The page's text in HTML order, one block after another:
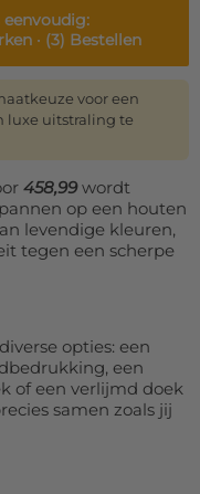
eenvoudig:
· (3) Bestellen
voor een
luxe uitstraling te
458,99wordt
op een houten
levendige kleuren,
tegen een scherpe
opties: een
een
of een verlijmd doek
samen zoals jij